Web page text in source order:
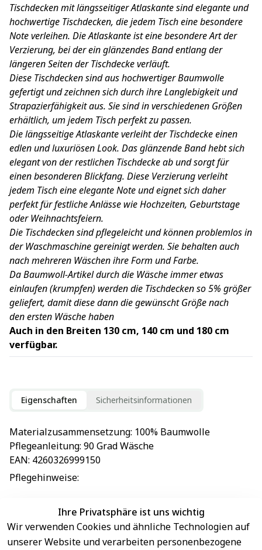
Tischdecken mit längsseitiger Atlaskante sind elegante und
hochwertige Tischdecken, die jedem Tisch eine besondere
Note verleihen. Die Atlaskante ist eine besondere Art der
Verzierung, bei der ein glänzendes Band entlang der
längeren Seiten der Tischdecke verläuft.
Diese Tischdecken sind aus hochwertiger Baumwolle
gefertigt und zeichnen sich durch ihre Langlebigkeit und
Strapazierfähigkeit aus. Sie sind in verschiedenen Größen
erhältlich, um jedem Tisch perfekt zu passen.
Die längsseitige Atlaskante verleiht der Tischdecke einen
edlen und luxuriösen Look. Das glänzende Band hebt sich
elegant von der restlichen Tischdecke ab und sorgt für
einen besonderen Blickfang. Diese Verzierung verleiht
jedem Tisch eine elegante Note und eignet sich daher
perfekt für festliche Anlässe wie Hochzeiten, Geburtstage
oder Weihnachtsfeiern.
Die Tischdecken sind pflegeleicht und können problemlos in
der Waschmaschine gereinigt werden. Sie behalten auch
nach mehreren Wäschen ihre Form und Farbe.
Da Baumwoll-Artikel durch die Wäsche immer etwas
einlaufen (krumpfen) werden die Tischdecken so 5% größer
geliefert, damit diese dann die gewünscht Größe nach
den ersten Wäsche haben
Auch in den Breiten 130 cm, 140 cm und 180 cm
verfügbar.
Eigenschaften Sicherheitsinformationen
Materialzusammensetzung: 100% Baumwolle
Pflegeanleitung: 90 Grad Wäsche
EAN: 4260326999150
Pflegehinweise:
EU-Verantwortliche Person - klicken Sie für Details
Ihre Privatsphäre ist uns wichtig
Wir verwenden Cookies und ähnliche Technologien auf
unserer Website und verarbeiten personenbezogene